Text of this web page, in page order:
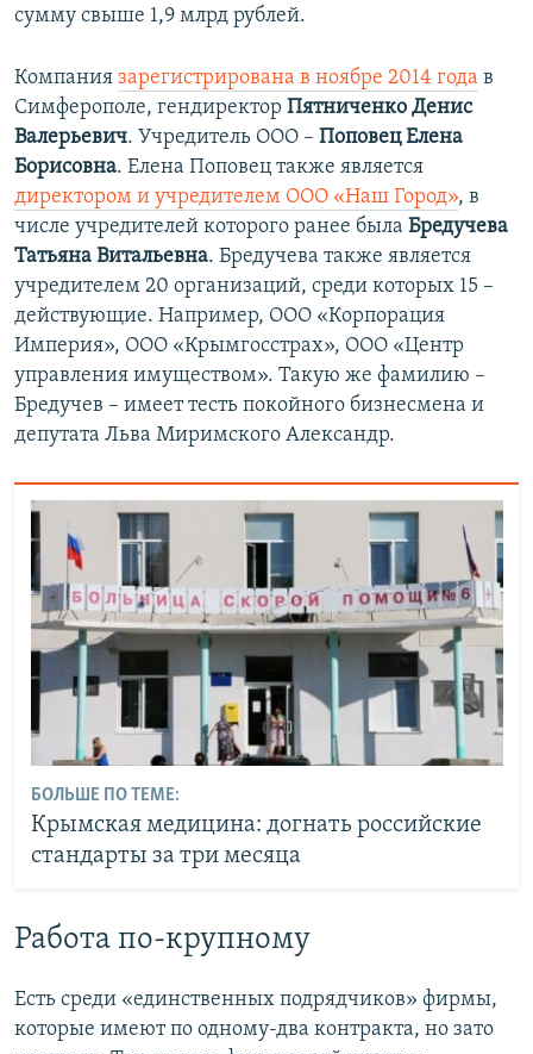
сумму свыше 1,9 млрд рублей.
Компания зарегистрирована в ноябре 2014 года в
Симферополе, гендиректор Пятниченко Денис
Валерьевич. Учредитель ООО – Поповец Елена
Борисовна. Елена Поповец также является
директором и учредителем ООО «Наш Город», в
числе учредителей которого ранее была Бредучева
Татьяна Витальевна. Бредучева также является
учредителем 20 организаций, среди которых 15 –
действующие. Например, ООО «Корпорация
Империя», ООО «Крымгосстрах», ООО «Центр
управления имуществом». Такую же фамилию –
Бредучев – имеет тесть покойного бизнесмена и
депутата Льва Миримского Александр.
БОЛЬШЕ ПО ТЕМЕ:
Крымская медицина: догнать российские
стандарты за три месяца
Работа по-крупному
Есть среди «единственных подрядчиков» фирмы,
которые имеют по одному-два контракта, но зато